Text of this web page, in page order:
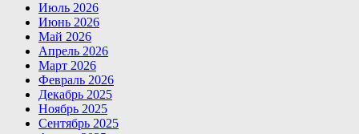
Июль 2026
Июнь 2026
Май 2026
Апрель 2026
Март 2026
Февраль 2026
Декабрь 2025
Ноябрь 2025
Сентябрь 2025